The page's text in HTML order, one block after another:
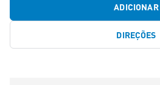
ADICIONAR
DIREÇÕES